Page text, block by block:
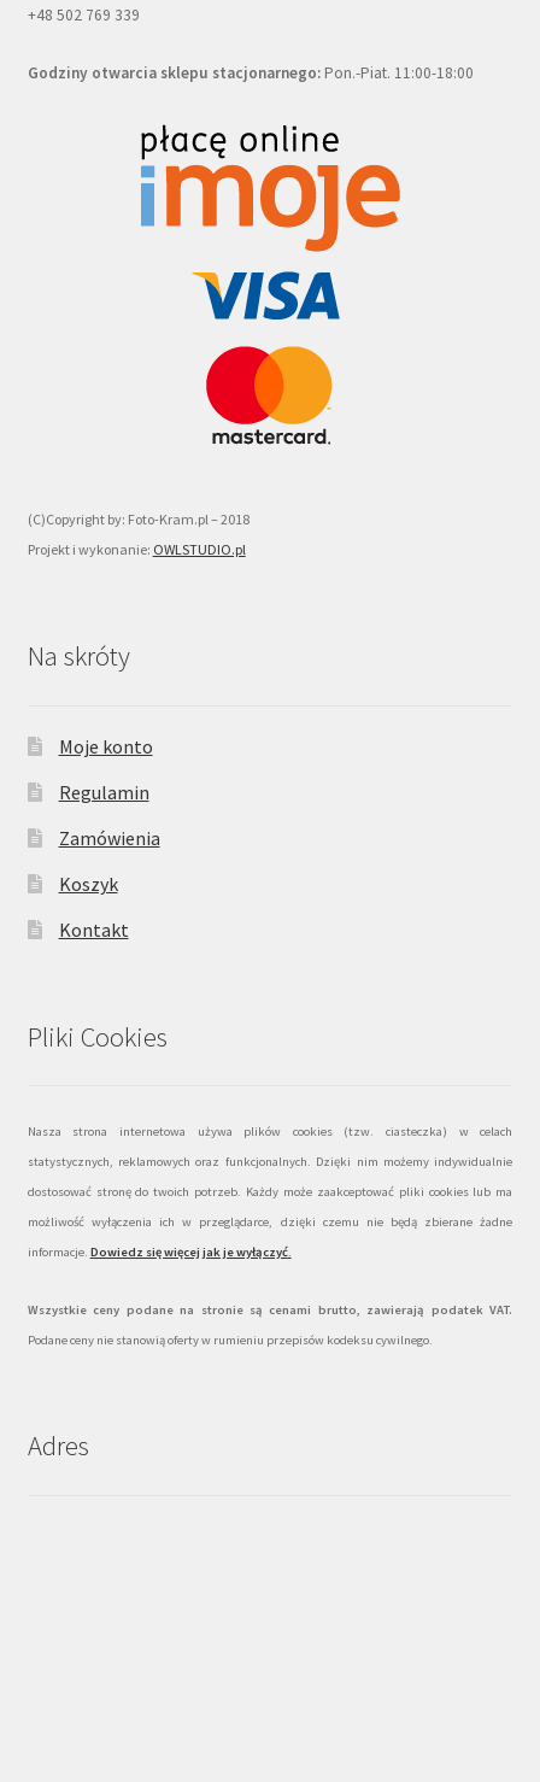
+48 502 769 339
Godziny otwarcia sklepu stacjonarnego:Pon.-Piat. 11:00-18:00
(C)Copyright by: Foto-Kram.pl – 2018
Projekt i wykonanie: OWLSTUDIO.pl
Na skróty
Moje konto
Regulamin
Zamówienia
Koszyk
Kontakt
Pliki Cookies
Nasza strona internetowa używa plików cookies (tzw. ciasteczka) w celach
statystycznych, reklamowych oraz funkcjonalnych. Dzięki nim możemy indywidualnie
dostosować stronę do twoich potrzeb. Każdy może zaakceptować pliki cookies lub ma
możliwość wyłączenia ich w przeglądarce, dzięki czemu nie będą zbierane żadne
informacje. Dowiedz się więcej jak je wyłączyć.
Wszystkie ceny podane na stronie są cenami brutto, zawierają podatek VAT.
Podane ceny nie stanowią oferty w rumieniu przepisów kodeksu cywilnego.
Adres